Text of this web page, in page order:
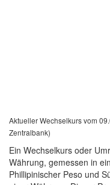
Aktueller Wechselkurs vom
Zentralbank)
Ein Wechselkurs oder
Währung, gemessen in
Phillipinischer Peso und